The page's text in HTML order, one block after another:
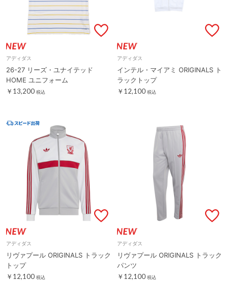
アディダス
26-27 リーズ・ユナイテッド
HOME ユニフォーム
￥13,200 税込
アディダス
インテル・マイアミ ORIGINALS ト
ラックトップ
￥12,100 税込
アディダス
リヴァプール ORIGINALS トラック
トップ
￥12,100 税込
アディダス
リヴァプール ORIGINALS トラック
パンツ
￥12,100 税込